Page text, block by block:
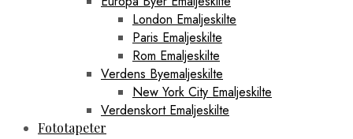
London Emaljeskilte
Paris Emaljeskilte
Rom Emaljeskilte
Verdens Byemaljeskilte
New York City Emaljeskilte
Verdenskort Emaljeskilte
Fototapeter